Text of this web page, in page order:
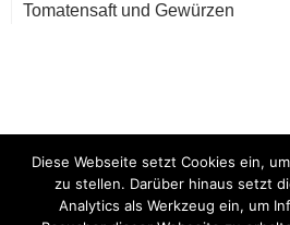
Tomatensaft und Gewürzen
Diese Webseite setzt Cookies ein,
zu stellen. Darüber hinaus setzt
Analytics als Werkzeug ein, um